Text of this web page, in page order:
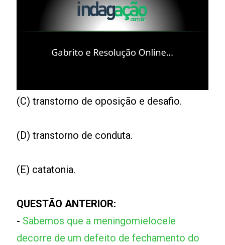
(C) transtorno de oposição e desafio.
(D) transtorno de conduta.
(E) catatonia.
QUESTÃO ANTERIOR:
- Sabemos que a meningomielocele
decorre de um defeito de fechamento do